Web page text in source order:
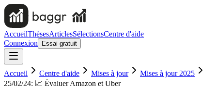
AccueilThèsesArticlesSélectionsCentre d'aide
Connexion
Essai gratuit
Accueil Centre d'aide Mises à jour
Mises à jour 2025
25/02/24: 📈 Évaluer Amazon et Uber